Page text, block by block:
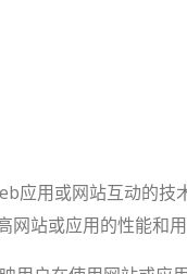
用或网站互动的
站或应用的性能和